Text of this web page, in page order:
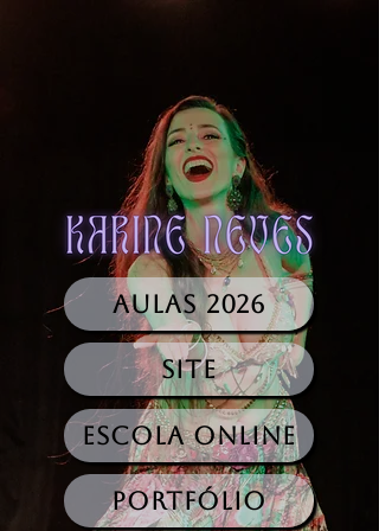
AULAS 2026
Site
Escola Online
Portfólio